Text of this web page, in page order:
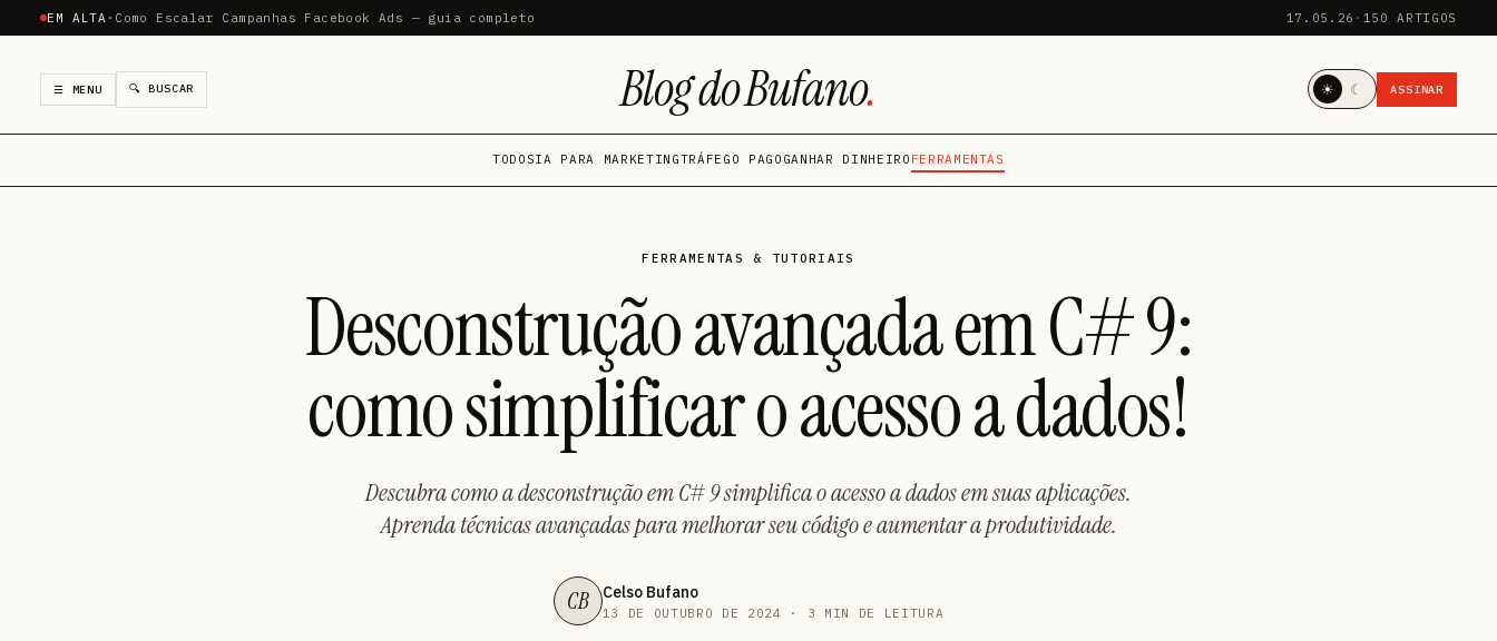
EM ALTA · Como Escalar Campanhas Facebook Ads — guia completo 17.05.26 · 150 ARTIGOS
☰ MENU 🔍 BUSCAR Blog do Bufano. ☀ ☾ ASSINAR
TODOSIA PARA MARKETINGTRÁFEGO PAGO GANHAR DINHEIRO FERRAMENTAS
FERRAMENTAS & TUTORIAIS
Desconstrução avançada em C# 9:
como simplificar o acesso a dados!
Descubra como a desconstrução em C# 9 simplifica o acesso a dados em suas aplicações.
Aprenda técnicas avançadas para melhorar seu código e aumentar a produtividade.
CB Celso Bufano
13 DE OUTUBRO DE 2024 · 3 MIN DE LEITURA